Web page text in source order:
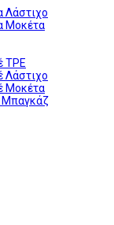
Λάστιχο
Μοκέτα
TPE
Λάστιχο
Μοκέτα
Μπαγκάζ